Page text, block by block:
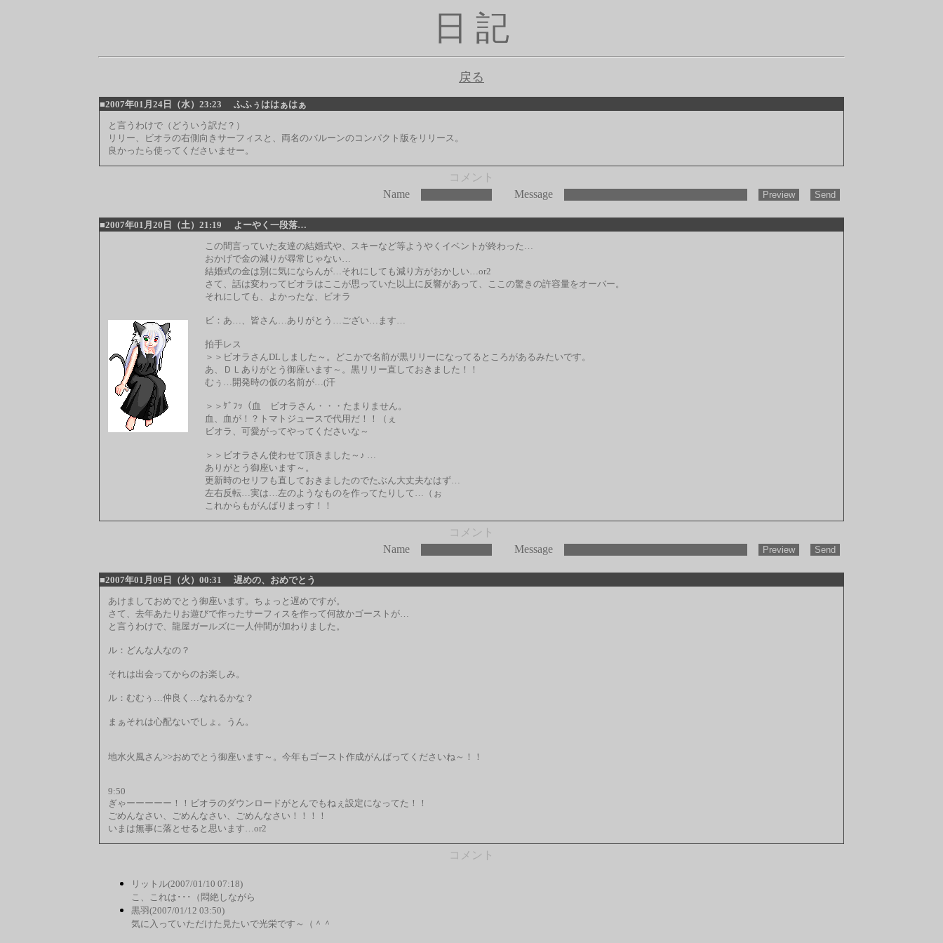
日 記
戻る
■2007年01月24日（水）23:23
ふふぅははぁはぁ
と言うわけで（どういう訳だ？）
リリー、ビオラの右側向きサーフィスと、両名のバルーンのコンパクト版をリリース。
良かったら使ってくださいませー。
コメント
Name
Message
■2007年01月20日（土）21:19
よーやく一段落…
この間言っていた友達の結婚式や、スキーなど等ようやくイベントが終わった…
おかげで金の減りが尋常じゃない…
結婚式の金は別に気にならんが…それにしても減り方がおかしい…or2
さて、話は変わってビオラはここが思っていた以上に反響があって、ここの驚きの許容量をオーバー。
それにしても、よかったな、ビオラ
ビ：あ…、皆さん…ありがとう…ござい…ます…
拍手レス
＞＞ビオラさんDLしました～。どこかで名前が黒リリーになってるところがあるみたいです。
あ、ＤＬありがとう御座います～。黒リリー直しておきました！！
むぅ…開発時の仮の名前が…(汗
＞＞ｹﾞﾌｯ（血 ビオラさん・・・たまりません。
血、血が！？トマトジュースで代用だ！！（ぇ
ビオラ、可愛がってやってくださいな～
＞＞ビオラさん使わせて頂きました～♪ …
ありがとう御座います～。
更新時のセリフも直しておきましたのでたぶん大丈夫なはず…
左右反転…実は…左のようなものを作ってたりして…（ぉ
これからもがんばりまっす！！
コメント
Name
Message
■2007年01月09日（火）00:31
遅めの、おめでとう
あけましておめでとう御座います。ちょっと遅めですが。
さて、去年あたりお遊びで作ったサーフィスを作って何故かゴーストが…
と言うわけで、龍屋ガールズに一人仲間が加わりました。
ル：どんな人なの？
それは出会ってからのお楽しみ。
ル：むむぅ…仲良く…なれるかな？
まぁそれは心配ないでしょ。うん。
地水火風さん>>おめでとう御座います～。今年もゴースト作成がんばってくださいね～！！
9:50
ぎゃーーーーー！！ビオラのダウンロードがとんでもねぇ設定になってた！！
ごめんなさい、ごめんなさい、ごめんなさい！！！！
いまは無事に落とせると思います…or2
コメント
リットル(2007/01/10 07:18)
こ、これは･･･（悶絶しながら
黒羽(2007/01/12 03:50)
気に入っていただけた見たいで光栄です～（＾＾